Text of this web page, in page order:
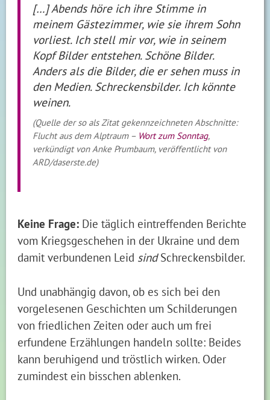
[…] Abends höre ich ihre Stimme in
meinem Gästezimmer, wie sie ihrem Sohn
vorliest. Ich stell mir vor, wie in seinem
Kopf Bilder entstehen. Schöne Bilder.
Anders als die Bilder, die er sehen muss in
den Medien. Schreckensbilder. Ich könnte
weinen.
(Quelle der so als Zitat gekennzeichneten Abschnitte:
Flucht aus dem Alptraum – Wort zum Sonntag,
verkündigt von Anke Prumbaum, veröffentlicht von
ARD/daserste.de)
Keine Frage: Die täglich eintreffenden Berichte
vom Kriegsgeschehen in der Ukraine und dem
damit verbundenen Leid sindSchreckensbilder.
Und unabhängig davon, ob es sich bei den
vorgelesenen Geschichten um Schilderungen
von friedlichen Zeiten oder auch um frei
erfundene Erzählungen handeln sollte: Beides
kann beruhigend und tröstlich wirken. Oder
zumindest ein bisschen ablenken.